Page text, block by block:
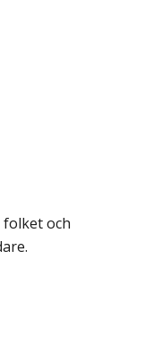
och